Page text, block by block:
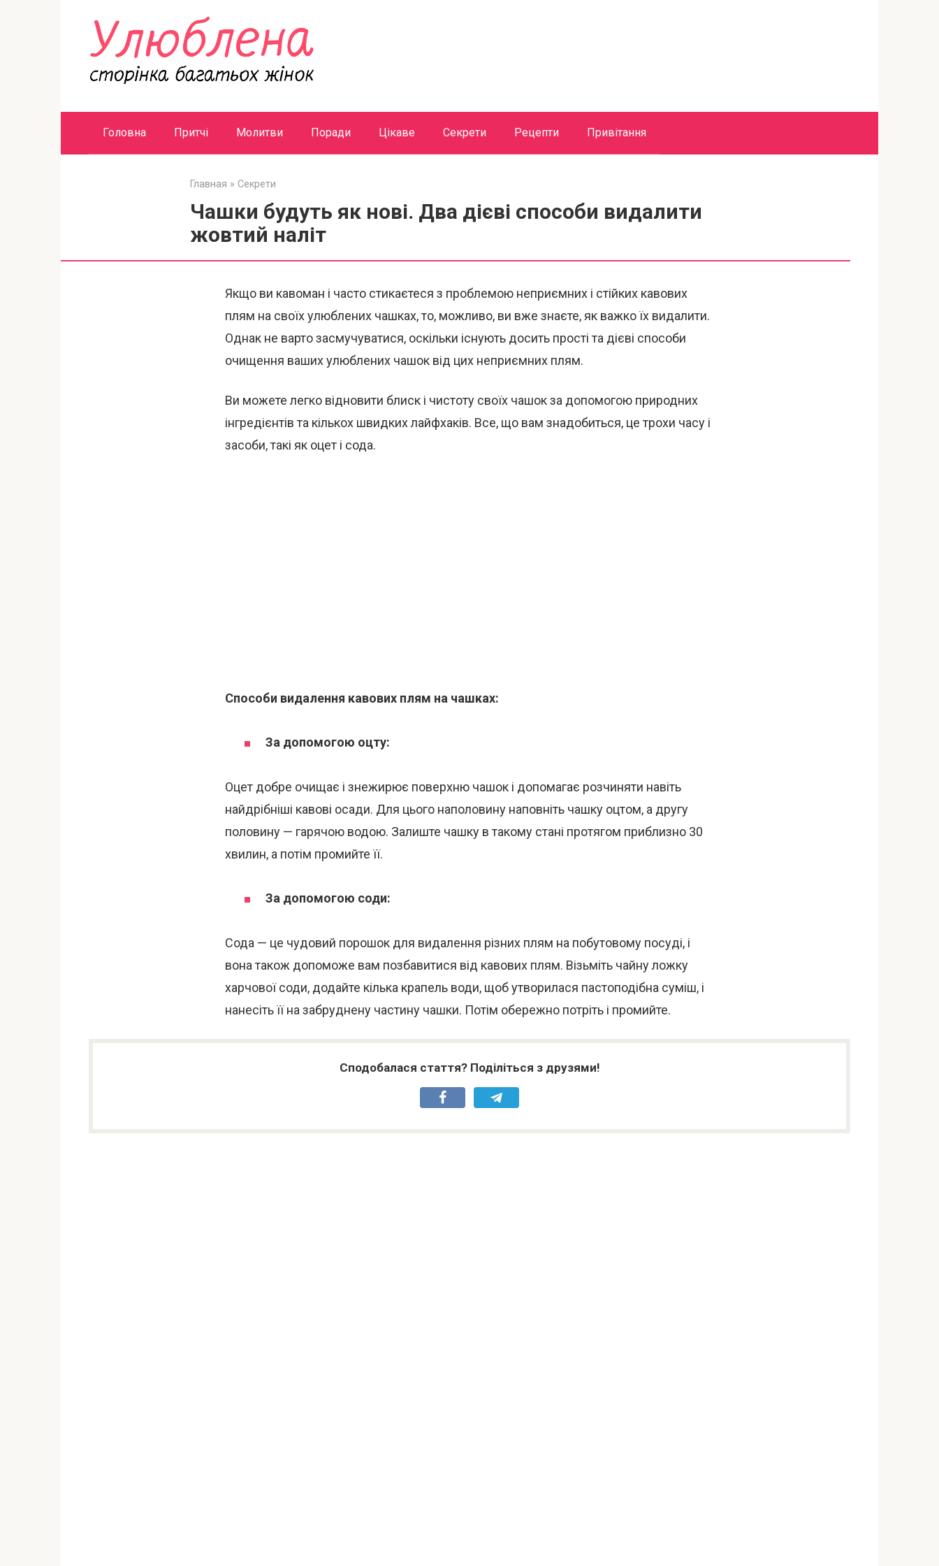
Головна Притчі Молитви Поради Цікаве Секрети Рецепти Привітання
Главная » Секрети
Чашки будуть як нові. Два дієві способи видалити
жовтий наліт
Якщо ви кавоман і часто стикаєтеся з проблемою неприємних і стійких кавових
плям на своїх улюблених чашках, то, можливо, ви вже знаєте, як важко їх видалити.
Однак не варто засмучуватися, оскільки існують досить прості та дієві способи
очищення ваших улюблених чашок від цих неприємних плям.
Ви можете легко відновити блиск і чистоту своїх чашок за допомогою природних
інгредієнтів та кількох швидких лайфхаків. Все, що вам знадобиться, це трохи часу і
засоби, такі як оцет і сода.
Способи видалення кавових плям на чашках:
За допомогою оцту:
Оцет добре очищає і знежирює поверхню чашок і допомагає розчиняти навіть
найдрібніші кавові осади. Для цього наполовину наповніть чашку оцтом, а другу
половину — гарячою водою. Залиште чашку в такому стані протягом приблизно 30
хвилин, а потім промийте її.
За допомогою соди:
Сода — це чудовий порошок для видалення різних плям на побутовому посуді, і
вона також допоможе вам позбавитися від кавових плям. Візьміть чайну ложку
харчової соди, додайте кілька крапель води, щоб утворилася пастоподібна суміш, і
нанесіть її на забруднену частину чашки. Потім обережно потріть і промийте.
Сподобалася стаття? Поділіться з друзями!